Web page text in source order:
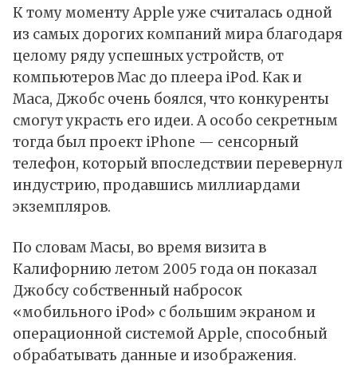
К тому моменту Apple уже считалась одной
из самых дорогих компаний мира благодаря
целому ряду успешных устройств, от
компьютеров Mac до плеера iPod. Как и
Маса, Джобс очень боялся, что конкуренты
смогут украсть его идеи. А особо секретным
тогда был проект iPhone — сенсорный
телефон, который впоследствии перевернул
индустрию, продавшись миллиардами
экземпляров.
По словам Масы, во время визита в
Калифорнию летом 2005 года он показал
Джобсу собственный набросок
«мобильного iPod» с большим экраном и
операционной системой Apple, способный
обрабатывать данные и изображения.